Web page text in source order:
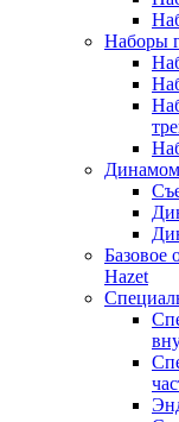
Наборы
Базовое
Hazet